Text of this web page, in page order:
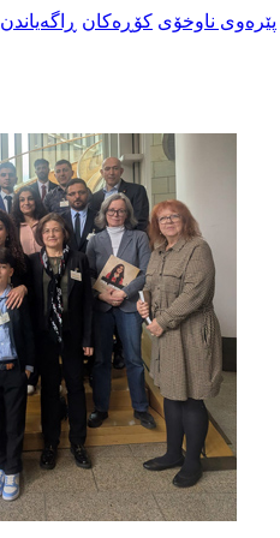
پێرەوی ناوخۆی کۆڕەکان ڕاگەیاندن